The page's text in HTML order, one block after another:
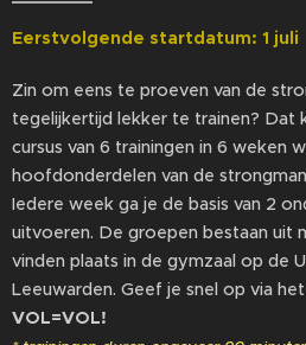
Eerstvolgende startdatum: 1 juli
Zin om eens te proeven van de
tegelijkertijd lekker te trainen? Dat
cursus van 6 trainingen in 6 weken
hoofdonderdelen van de
Iedere week ga je de basis van 2
uitvoeren. De groepen bestaan uit
vinden plaats in de gymzaal op de
Leeuwarden. Geef je snel op via
VOL=VOL!